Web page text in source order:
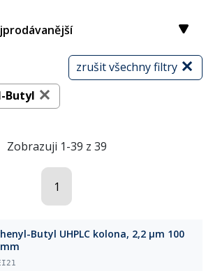
zrušit všechny filtry
Butyl
Zobrazuji 1-39 z 39
1
Butyl UHPLC kolona, 2,2 µm 100